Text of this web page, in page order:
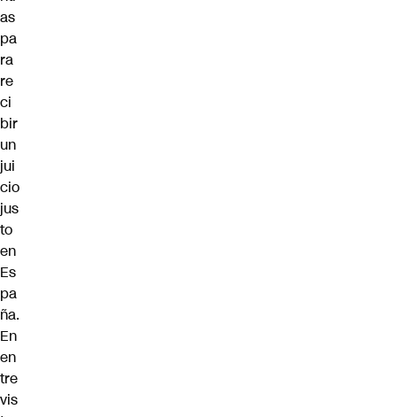
as
pa
ra
re
ci
bir
un
jui
cio
jus
to
en
Es
pa
ña.
En
en
tre
vis